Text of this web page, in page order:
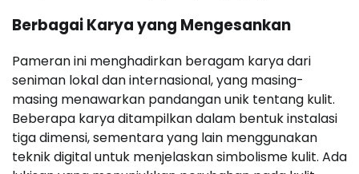
Berbagai Karya yang Mengesankan
Pameran ini menghadirkan beragam karya dari
seniman lokal dan internasional, yang masing-
masing menawarkan pandangan unik tentang kulit.
Beberapa karya ditampilkan dalam bentuk instalasi
tiga dimensi, sementara yang lain menggunakan
teknik digital untuk menjelaskan simbolisme kulit. Ada